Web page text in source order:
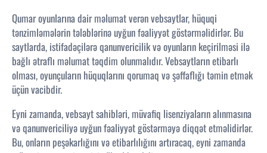
Qumar oyunlarına dair məlumat verən vebsaytlar, hüquqi
tənzimləmələrin tələblərinə uyğun fəaliyyət göstərməlidirlər. Bu
saytlarda, istifadəçilərə qanunvericilik və oyunların keçirilməsi ilə
bağlı ətraflı məlumat təqdim olunmalıdır. Vebsaytların etibarlı
olması, oyunçuların hüquqlarını qorumaq və şəffaflığı təmin etmək
üçün vacibdir.
Eyni zamanda, vebsayt sahibləri, müvafiq lisenziyaların alınmasına
və qanunvericiliyə uyğun fəaliyyət göstərməyə diqqət etməlidirlər.
Bu, onların peşəkarlığını və etibarlılığını artıracaq, eyni zamanda